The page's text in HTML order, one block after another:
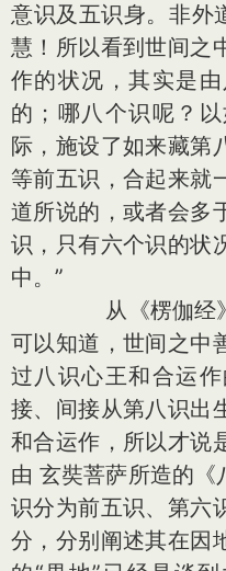
意识及五识身。非外
慧！所以看到世间之
作的状况，其实是
的；哪八个识呢？
际，施设了如来藏第
等前五识，合起来就
道所说的，或者会多
识，只有六个识的状
中。”
从《楞伽经》之
可以知道，世间之中
过八识心王和合运
接、间接从第八识出
和合运作，所以才说
由 玄奘菩萨所造的《
识分为前五识、第六
分，分别阐述其在因